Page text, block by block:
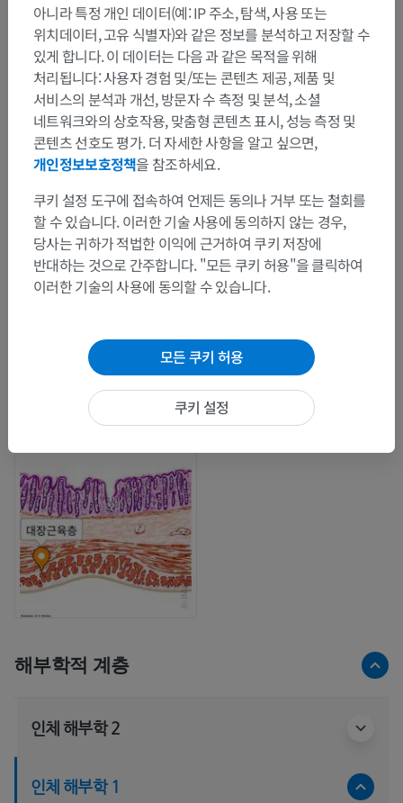
곧창자: 잘록창자띠가 펼쳐져 연속적인 세로층을 형성합니다.
항문관: 돌림층이 두꺼워져 속항문조임근을 형성합니다.
곧창자꼬리뼈근육: 꼬리뼈를 항문관과 곧창자의 세로근육층에
연결합니다.
이 번역에 오류가 있나요?
참고문헌
Azzouz LL, Sharma S. Physiology, Large Intestine. [Updated 2023 Jul 31]. In:
StatPearls [Internet]. Treasure Island (FL): StatPearls Publishing; 2026 Jan.
Available from:https://www.ncbi.nlm.nih.gov/books/NBK507857/
해부학적 계층
인체 해부학 2
인체 해부학 1
아니라 특정 개인 데이터(예: IP 주소, 탐색, 사용 또는
위치데이터, 고유 식별자)와 같은 정보를 분석하고 저장할 수
있게 합니다. 이 데이터는 다음 과 같은 목적을 위해
처리됩니다: 사용자 경험 및/또는 콘텐츠 제공, 제품 및
서비스의 분석과 개선, 방문자 수 측정 및 분석, 소셜
네트워크와의 상호작용, 맞춤형 콘텐츠 표시, 성능 측정 및
콘텐츠 선호도 평가. 더 자세한 사항을 알고 싶으면,
개인정보보호정책을 참조하세요.
쿠키 설정 도구에 접속하여 언제든 동의나 거부 또는 철회를
할 수 있습니다. 이러한 기술 사용에 동의하지 않는 경우,
당사는 귀하가 적법한 이익에 근거하여 쿠키 저장에
반대하는 것으로 간주합니다. "모든 쿠키 허용"을 클릭하여
이러한 기술의 사용에 동의할 수 있습니다.
모든 쿠키 허용
쿠키 설정